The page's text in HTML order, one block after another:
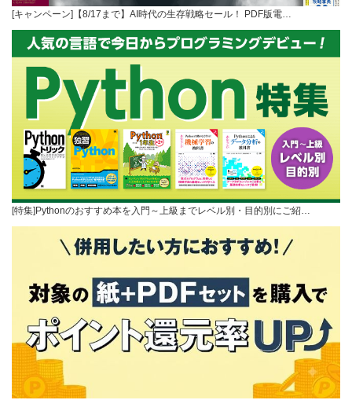
[キャンペーン]【8/17まで】AI時代の生存戦略セール！ PDF版電…
[特集]Pythonのおすすめ本を入門～上級までレベル別・目的別にご紹…